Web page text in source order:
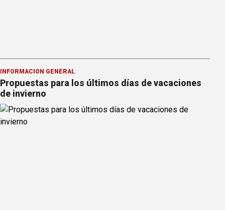
INFORMACION GENERAL
Propuestas para los últimos días de vacaciones
de invierno